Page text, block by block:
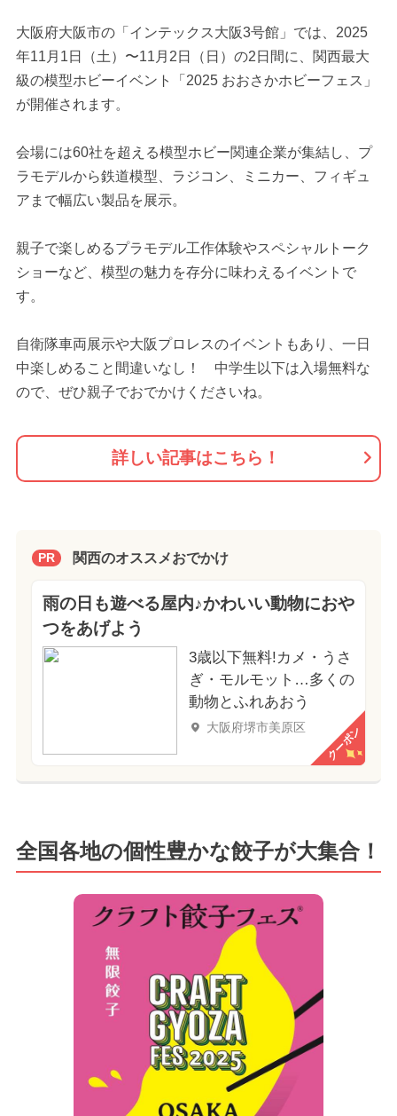
大阪府大阪市の「インテックス大阪3号館」では、2025
年11月1日（土）〜11月2日（日）の2日間に、関西最大
級の模型ホビーイベント「2025 おおさかホビーフェス」
が開催されます。
会場には60社を超える模型ホビー関連企業が集結し、プ
ラモデルから鉄道模型、ラジコン、ミニカー、フィギュ
アまで幅広い製品を展示。
親子で楽しめるプラモデル工作体験やスペシャルトーク
ショーなど、模型の魅力を存分に味わえるイベントで
す。
自衛隊車両展示や大阪プロレスのイベントもあり、一日
中楽しめること間違いなし！ 中学生以下は入場無料な
ので、ぜひ親子でおでかけくださいね。
詳しい記事はこちら！
PR 関西のオススメおでかけ
雨の日も遊べる屋内♪かわいい動物におや
つをあげよう
3歳以下無料!カメ・うさ
ぎ・モルモット…多くの
動物とふれあおう
大阪府堺市美原区 クーポン
全国各地の個性豊かな餃子が大集合！